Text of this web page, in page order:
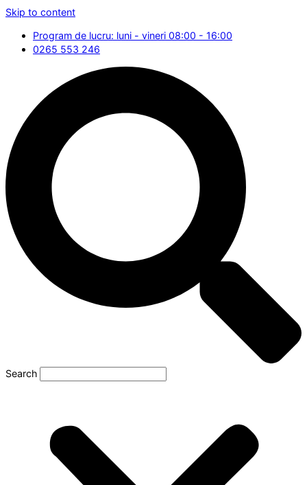
Skip to content
Program de lucru: luni - vineri 08:00 - 16:00
0265 553 246
Search